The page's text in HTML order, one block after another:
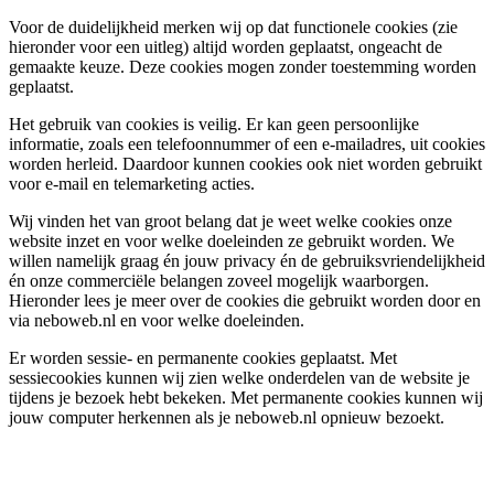
Voor de duidelijkheid merken wij op dat functionele cookies (zie
hieronder voor een uitleg) altijd worden geplaatst, ongeacht de
gemaakte keuze. Deze cookies mogen zonder toestemming worden
geplaatst.
Het gebruik van cookies is veilig. Er kan geen persoonlijke
informatie, zoals een telefoonnummer of een e-mailadres, uit cookies
worden herleid. Daardoor kunnen cookies ook niet worden gebruikt
voor e-mail en telemarketing acties.
Wij vinden het van groot belang dat je weet welke cookies onze
website inzet en voor welke doeleinden ze gebruikt worden. We
willen namelijk graag én jouw privacy én de gebruiksvriendelijkheid
én onze commerciële belangen zoveel mogelijk waarborgen.
Hieronder lees je meer over de cookies die gebruikt worden door en
via neboweb.nl en voor welke doeleinden.
Er worden sessie- en permanente cookies geplaatst. Met
sessiecookies kunnen wij zien welke onderdelen van de website je
tijdens je bezoek hebt bekeken. Met permanente cookies kunnen wij
jouw computer herkennen als je neboweb.nl opnieuw bezoekt.